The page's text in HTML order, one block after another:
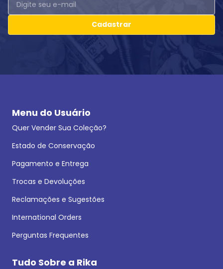
Cadastrar
Menu do Usuário
Quer Vender Sua Coleção?
Estado de Conservação
Pagamento e Entrega
Trocas e Devoluções
Reclamações e Sugestões
International Orders
Perguntas Frequentes
Tudo Sobre a Rika